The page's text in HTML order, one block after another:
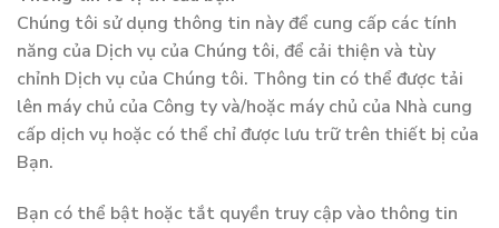
Chúng tôi sử dụng thông tin này để cung cấp các tính
năng của Dịch vụ của Chúng tôi, để cải thiện và tùy
chỉnh Dịch vụ của Chúng tôi. Thông tin có thể được tải
lên máy chủ của Công ty và/hoặc máy chủ của Nhà cung
cấp dịch vụ hoặc có thể chỉ được lưu trữ trên thiết bị của
Bạn.
Bạn có thể bật hoặc tắt quyền truy cập vào thông tin